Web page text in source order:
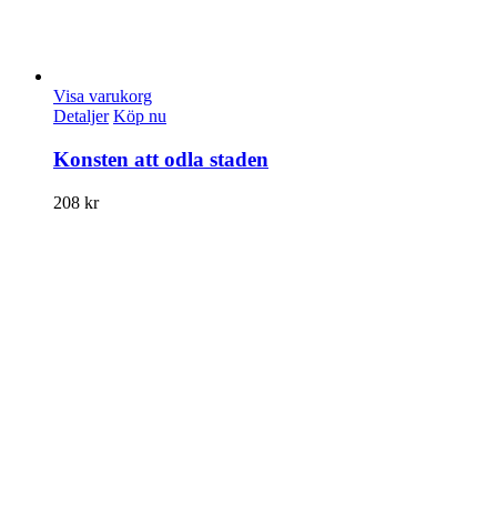
Visa varukorg
Detaljer Köp nu
Konsten att odla staden
208 kr